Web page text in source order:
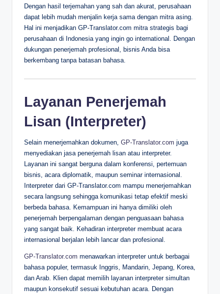
Dengan hasil terjemahan yang sah dan akurat, perusahaan
dapat lebih mudah menjalin kerja sama dengan mitra asing.
Hal ini menjadikan GP-Translator.com mitra strategis bagi
perusahaan di Indonesia yang ingin go international. Dengan
dukungan penerjemah profesional, bisnis Anda bisa
berkembang tanpa batasan bahasa.
Layanan Penerjemah
Lisan (Interpreter)
Selain menerjemahkan dokumen, GP-Translator.com juga
menyediakan jasa penerjemah lisan atau interpreter.
Layanan ini sangat berguna dalam konferensi, pertemuan
bisnis, acara diplomatik, maupun seminar internasional.
Interpreter dari GP-Translator.com mampu menerjemahkan
secara langsung sehingga komunikasi tetap efektif meski
berbeda bahasa. Kemampuan ini hanya dimiliki oleh
penerjemah berpengalaman dengan penguasaan bahasa
yang sangat baik. Kehadiran interpreter membuat acara
internasional berjalan lebih lancar dan profesional.
GP-Translator.com menawarkan interpreter untuk berbagai
bahasa populer, termasuk Inggris, Mandarin, Jepang, Korea,
dan Arab. Klien dapat memilih layanan interpreter simultan
maupun konsekutif sesuai kebutuhan acara. Dengan